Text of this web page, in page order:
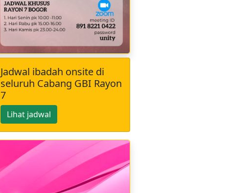
Jadwal ibadah onsite di
seluruh Cabang GBI Rayon
7
Lihat jadwal